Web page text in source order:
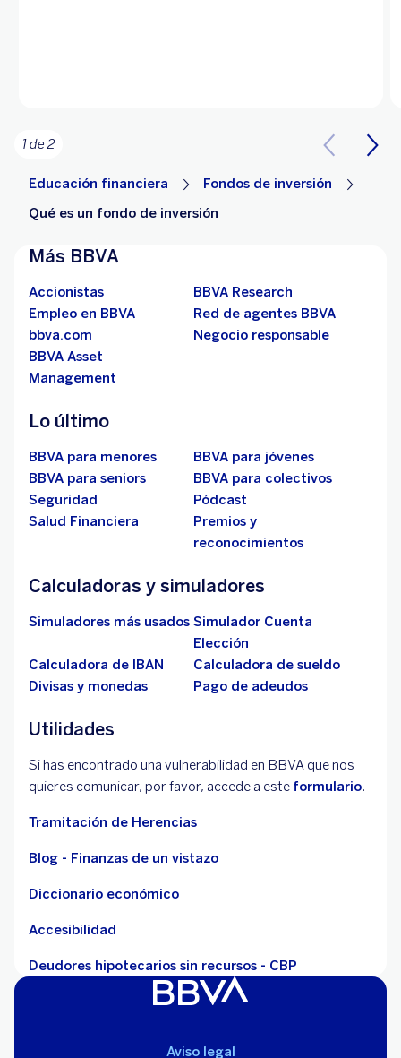
1 de 2
Educación financiera
Fondos de inversión
Qué es un fondo de inversión
Más BBVA
Accionistas
BBVA Research
Empleo en BBVA
Red de agentes BBVA
bbva.com
Negocio responsable
BBVA Asset
Management
Lo último
BBVA para menores
BBVA para jóvenes
BBVA para seniors
BBVA para colectivos
Seguridad
Pódcast
Salud Financiera
Premios y
reconocimientos
Calculadoras y simuladores
Simuladores más usados Simulador Cuenta
Elección
Calculadora de IBAN
Calculadora de sueldo
Divisas y monedas
Pago de adeudos
Utilidades
Si has encontrado una vulnerabilidad en BBVA que nos
quieres comunicar, por favor, accede a este formulario.
Tramitación de Herencias
Blog - Finanzas de un vistazo
Diccionario económico
Accesibilidad
Deudores hipotecarios sin recursos - CBP
Aviso legal